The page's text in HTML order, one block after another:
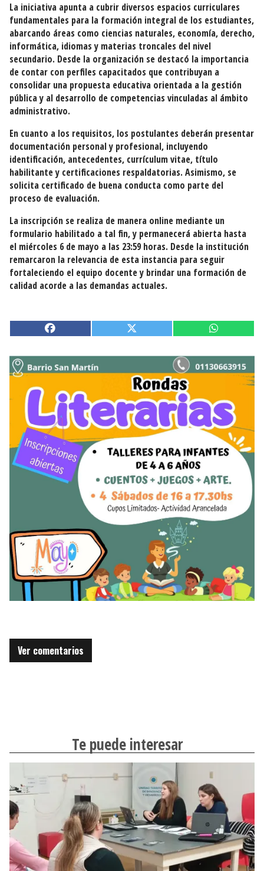
La iniciativa apunta a cubrir diversos espacios curriculares
fundamentales para la formación integral de los estudiantes,
abarcando áreas como ciencias naturales, economía, derecho,
informática, idiomas y materias troncales del nivel
secundario. Desde la organización se destacó la importancia
de contar con perfiles capacitados que contribuyan a
consolidar una propuesta educativa orientada a la gestión
pública y al desarrollo de competencias vinculadas al ámbito
administrativo.
En cuanto a los requisitos, los postulantes deberán presentar
documentación personal y profesional, incluyendo
identificación, antecedentes, currículum vitae, título
habilitante y certificaciones respaldatorias. Asimismo, se
solicita certificado de buena conducta como parte del
proceso de evaluación.
La inscripción se realiza de manera online mediante un
formulario habilitado a tal fin, y permanecerá abierta hasta
el miércoles 6 de mayo a las 23:59 horas. Desde la institución
remarcaron la relevancia de esta instancia para seguir
fortaleciendo el equipo docente y brindar una formación de
calidad acorde a las demandas actuales.
Ver comentarios
Te puede interesar